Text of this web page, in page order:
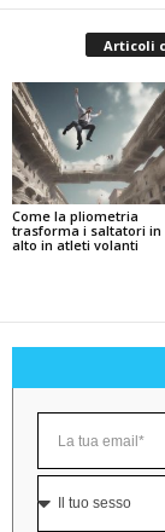
Articoli
Come la pliometria
trasforma i saltatori in
alto in atleti volanti